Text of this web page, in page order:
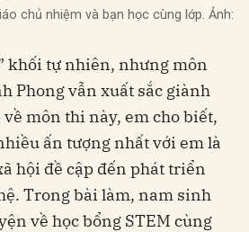
chủ nhiệm và bạn học cùng lớp. Ảnh:
khối tự nhiên, nhưng môn
Phong vẫn xuất sắc giành
môn thi này, em cho biết,
ấn tượng nhất với em là
hội đề cập đến phát triển
Trong bài làm, nam sinh
về học bổng STEM cùng